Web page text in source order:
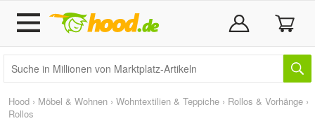
Hood › Möbel & Wohnen › Wohntextilien & Teppiche › Rollos & Vorhänge ›
Rollos